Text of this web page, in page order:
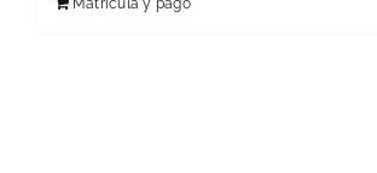
Matrícula y pago